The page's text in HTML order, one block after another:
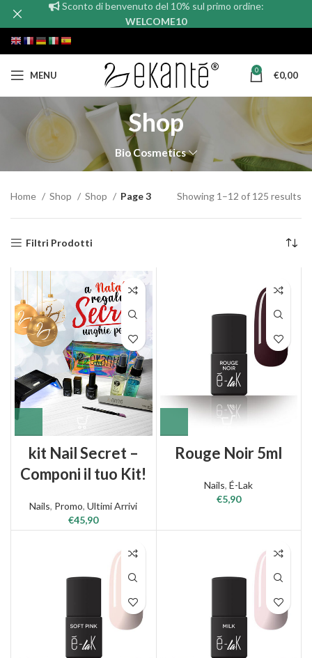
MENU 0 €0,00
Shop
Bio Cosmetics
Home Shop Shop Page 3 Showing 1–12 of 125 results
Filtri Prodotti
kit Nail Secret –
Componi il tuo Kit!
Nails, Promo,Ultimi Arrivi
€45,90
Rouge Noir 5ml
Nails,É-Lak
€5,90
Sconto di benvenuto del 10% sul primo ordine:
WELCOME10